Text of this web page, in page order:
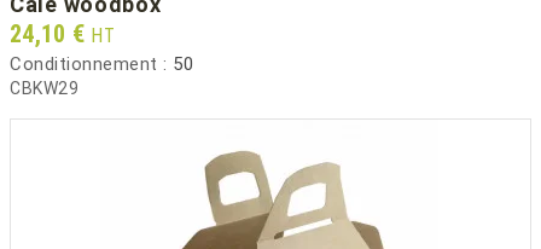
Prix
24,10 € HT
Conditionnement : 50
CBKW29